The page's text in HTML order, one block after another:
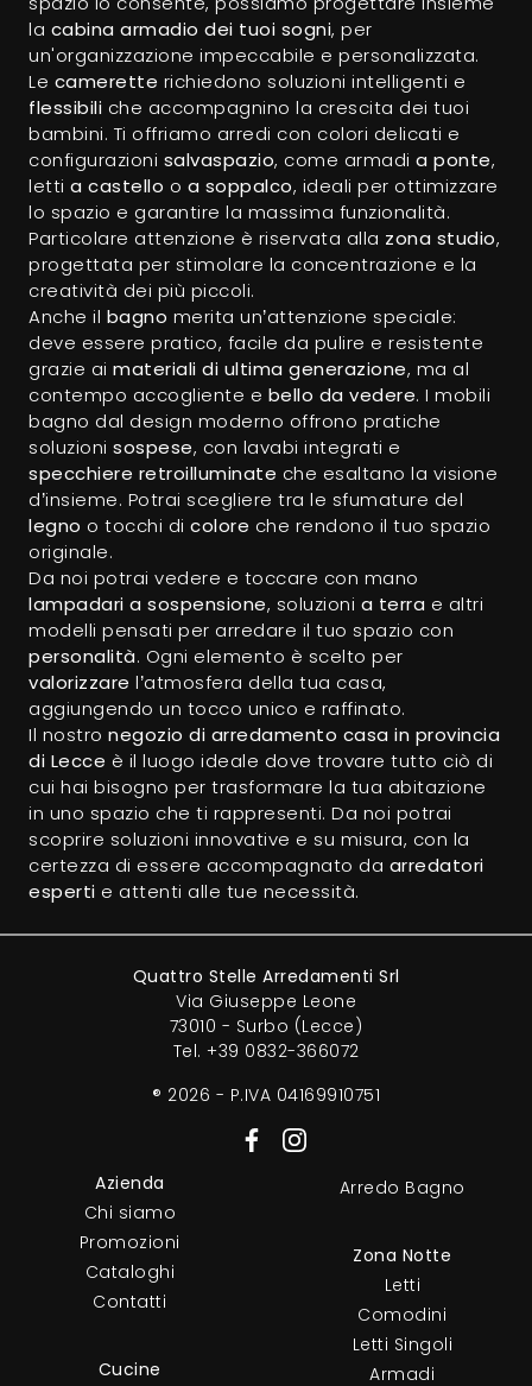
la cabina armadio dei tuoi sogni, per
un'organizzazione impeccabile e personalizzata.
Le camerette richiedono soluzioni intelligenti e
flessibili che accompagnino la crescita dei tuoi
bambini. Ti offriamo arredi con colori delicati e
configurazioni salvaspazio, come armadi a ponte,
letti a castello o a soppalco, ideali per ottimizzare
lo spazio e garantire la massima funzionalità.
Particolare attenzione è riservata alla zona studio,
progettata per stimolare la concentrazione e la
creatività dei più piccoli.
Anche il bagno merita un’attenzione speciale:
deve essere pratico, facile da pulire e resistente
grazie ai materiali di ultima generazione, ma al
contempo accogliente e bello da vedere. I mobili
bagno dal design moderno offrono pratiche
soluzioni sospese, con lavabi integrati e
specchiere retroilluminate che esaltano la visione
d’insieme. Potrai scegliere tra le sfumature del
legno o tocchi di colore che rendono il tuo spazio
originale.
Da noi potrai vedere e toccare con mano
lampadari a sospensione, soluzioni a terra e altri
modelli pensati per arredare il tuo spazio con
personalità. Ogni elemento è scelto per
valorizzare l’atmosfera della tua casa,
aggiungendo un tocco unico e raffinato.
Il nostro negozio di arredamento casa in provincia
di Lecce è il luogo ideale dove trovare tutto ciò di
cui hai bisogno per trasformare la tua abitazione
in uno spazio che ti rappresenti. Da noi potrai
scoprire soluzioni innovative e su misura, con la
certezza di essere accompagnato da arredatori
esperti e attenti alle tue necessità.
Quattro Stelle Arredamenti Srl
Via Giuseppe Leone
73010 - Surbo (Lecce)
Tel. +39 0832-366072
® 2026 - P.IVA 04169910751
Azienda
Chi siamo
Promozioni
Cataloghi
Contatti
Cucine
Arredo Bagno
Zona Notte
Letti
Comodini
Letti Singoli
Armadi